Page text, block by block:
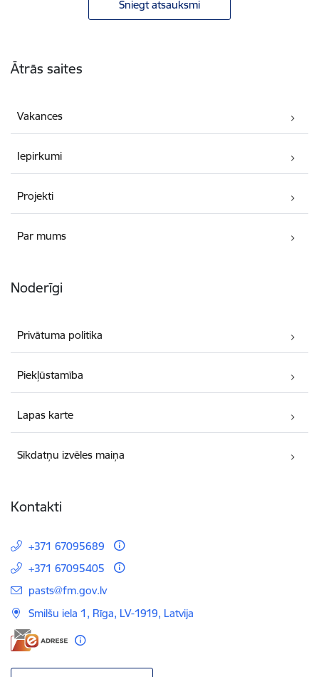
Sniegt atsauksmi
Ātrās saites
Vakances
Iepirkumi
Projekti
Par mums
Noderīgi
Privātuma politika
Piekļūstamība
Lapas karte
Sīkdatņu izvēles maiņa
Kontakti
+371 67095689
+371 67095405
E-pasts:
pasts@fm.gov.lv
Smilšu iela 1, Rīga, LV-1919, Latvija